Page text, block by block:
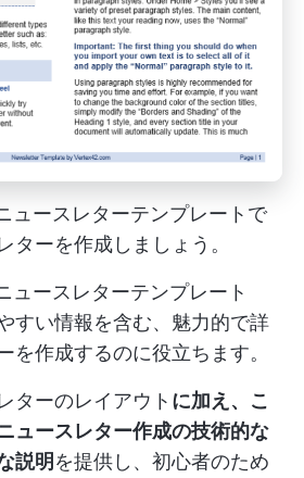
ースレターテンプレートで
ターを作成しましょう。
ースレターテンプレート
すい情報を含む、魅力的で詳
を作成するのに役立ちます。
ターのレイアウト に加え、こ
ュースレター作成の技術的な
説明 を提供し、初心者のため